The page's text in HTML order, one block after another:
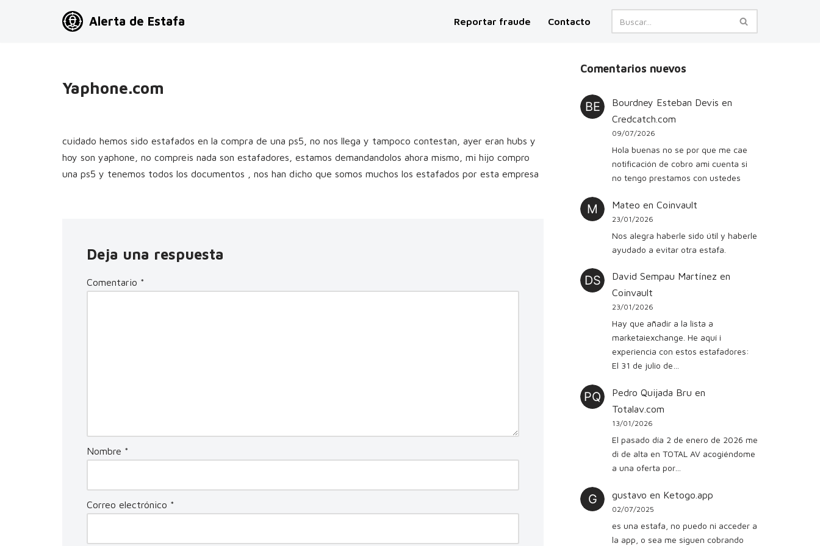
Alerta de Estafa Reportar fraude Contacto
Yaphone.com
cuidado hemos sido estafados en la compra de una ps5, no nos llega y tampoco contestan, ayer eran hubs y
hoy son yaphone, no compreis nada son estafadores, estamos demandandolos ahora mismo, mi hijo compro
una ps5 y tenemos todos los documentos , nos han dicho que somos muchos los estafados por esta empresa
Deja una respuesta
Comentario *
Nombre *
Correo electrónico *
Comentarios nuevos
Bourdney Esteban Devis en
Credcatch.com
09/07/2026
Hola buenas no se por que me cae
notificación de cobro ami cuenta si
no tengo prestamos con ustedes
Mateo en Coinvault
23/01/2026
Nos alegra haberle sido útil y haberle
ayudado a evitar otra estafa.
David Sempau Martínez en
Coinvault
23/01/2026
Hay que añadir a la lista a
marketaiexchange. He aquí i
experiencia con estos estafadores:
El 31 de julio de…
Pedro Quijada Bru en
Totalav.com
13/01/2026
El pasado día 2 de enero de 2026 me
di de alta en TOTAL AV acogiéndome
a una oferta por…
gustavo en Ketogo.app
02/07/2025
es una estafa, no puedo ni acceder a
la app, o sea me siguen cobrando